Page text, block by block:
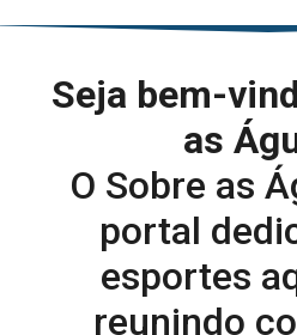
Seja bem-
as
O Sobre as
portal
esportes
reunindo